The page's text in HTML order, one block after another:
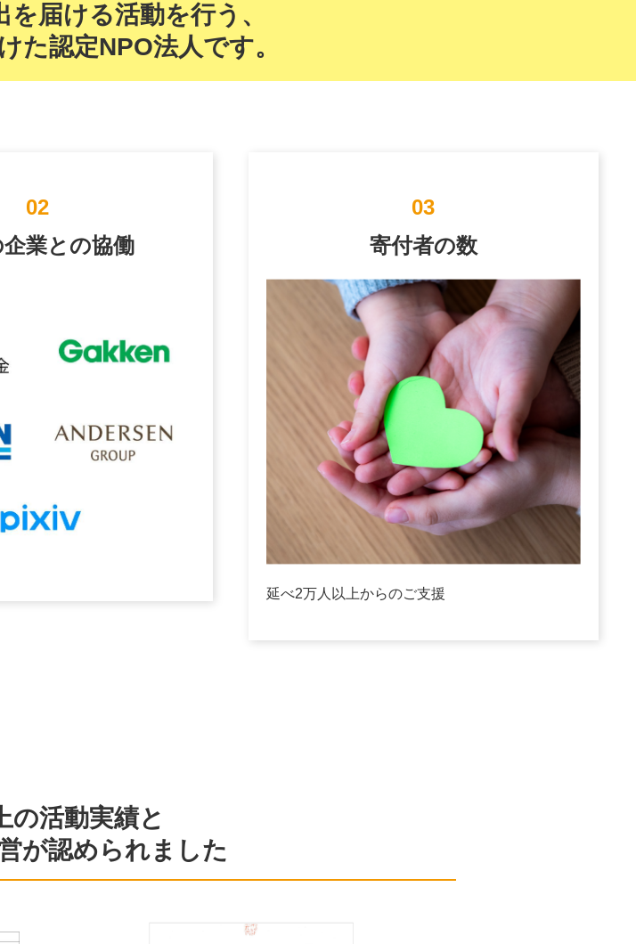
届ける活動を行う、
た認定NPO法人です。
02
業との協働
03
寄付者の数
延べ2万人以上からのご支援
の活動実績と
が認められました